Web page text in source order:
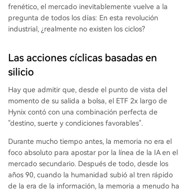
frenético, el mercado inevitablemente vuelve a la
pregunta de todos los días: En esta revolución
industrial, ¿realmente no existen los ciclos?
Las acciones cíclicas basadas en
silicio
Hay que admitir que, desde el punto de vista del
momento de su salida a bolsa, el ETF 2x largo de
Hynix contó con una combinación perfecta de
"destino, suerte y condiciones favorables".
Durante mucho tiempo antes, la memoria no era el
foco absoluto para apostar por la línea de la IA en el
mercado secundario. Después de todo, desde los
años 90, cuando la humanidad subió al tren rápido
de la era de la información, la memoria a menudo ha